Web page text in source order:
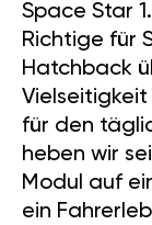
Space Star
Richtige für
Hatchback
für den
heben wir
Modul auf
ein